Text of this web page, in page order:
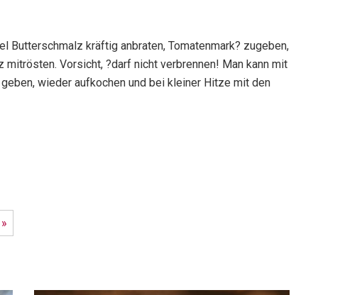
kräftig anbraten, Tomatenmark? zugeben,
Vorsicht, ?darf nicht verbrennen! Man kann mit
wieder aufkochen und bei kleiner Hitze mit den